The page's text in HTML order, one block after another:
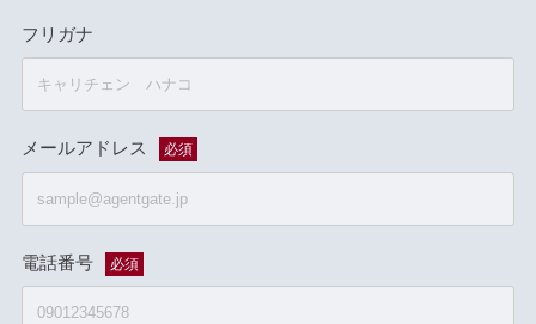
フリガナ
メールアドレス 必須
電話番号 必須